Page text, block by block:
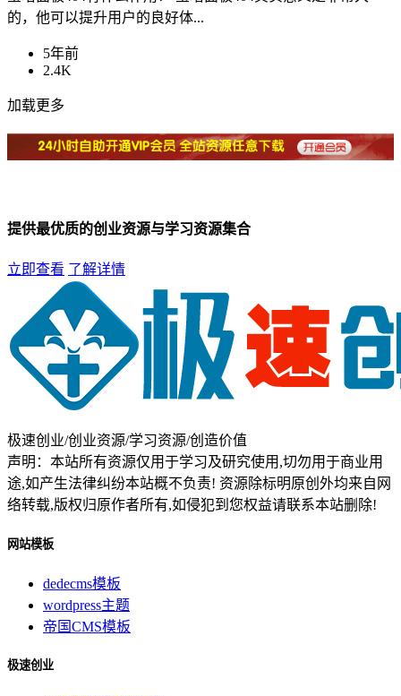
的，他可以提升用户的良好体...
5年前
2.4K
加载更多
提供最优质的创业资源与学习资源集合
立即查看 了解详情
极速创业/创业资源/学习资源/创造价值
声明：本站所有资源仅用于学习及研究使用,切勿用于商业用
途,如产生法律纠纷本站概不负责! 资源除标明原创外均来自网
络转载,版权归原作者所有,如侵犯到您权益请联系本站删除!
网站模板
dedecms模板
wordpress主题
帝国CMS模板
极速创业